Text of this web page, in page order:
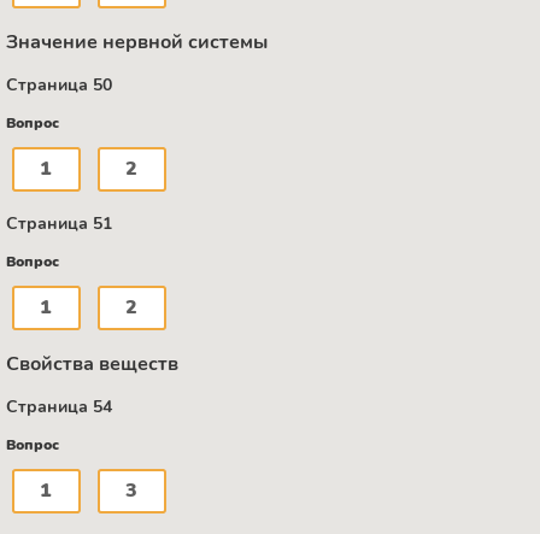
Значение нервной системы
Страница 50
Вопрос
1 2
Страница 51
Вопрос
1 2
Свойства веществ
Страница 54
Вопрос
1 3